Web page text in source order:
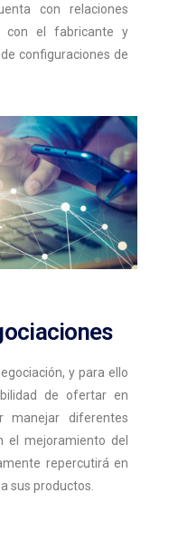
con relaciones
con el fabricante y
configuraciones de
y para ello
de ofertar en
manejar diferentes
mejoramiento del
repercutirá en
sus productos.